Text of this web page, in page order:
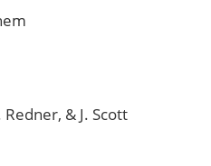
& J. Scott